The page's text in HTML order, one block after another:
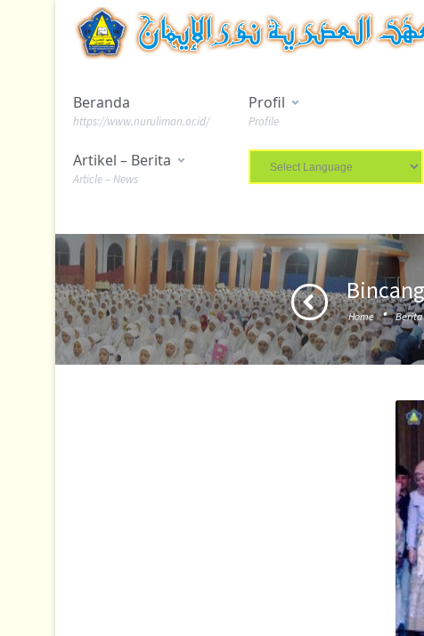
Beranda
https://www.nuruliman.or.id/
Profil
Profile
Artikel – Berita
Article – News
Home · Berita